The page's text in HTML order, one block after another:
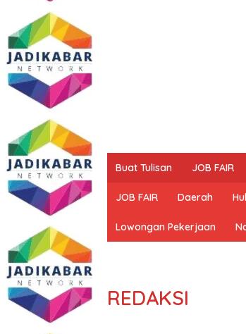
Buat Tulisan JOB FAIR
JOB FAIR Daerah
Lowongan Pekerjaan
REDAKSI